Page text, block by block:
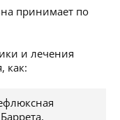
принимает по
и лечения
как: